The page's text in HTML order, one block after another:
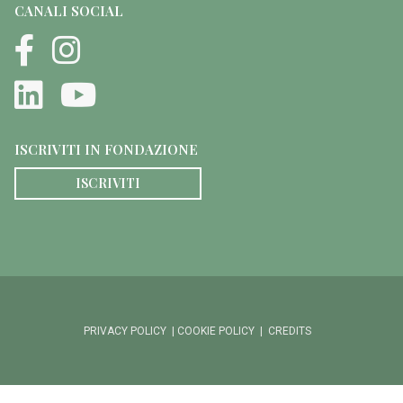
CANALI SOCIAL
ISCRIVITI IN FONDAZIONE
ISCRIVITI
PRIVACY POLICY | COOKIE POLICY | CREDITS